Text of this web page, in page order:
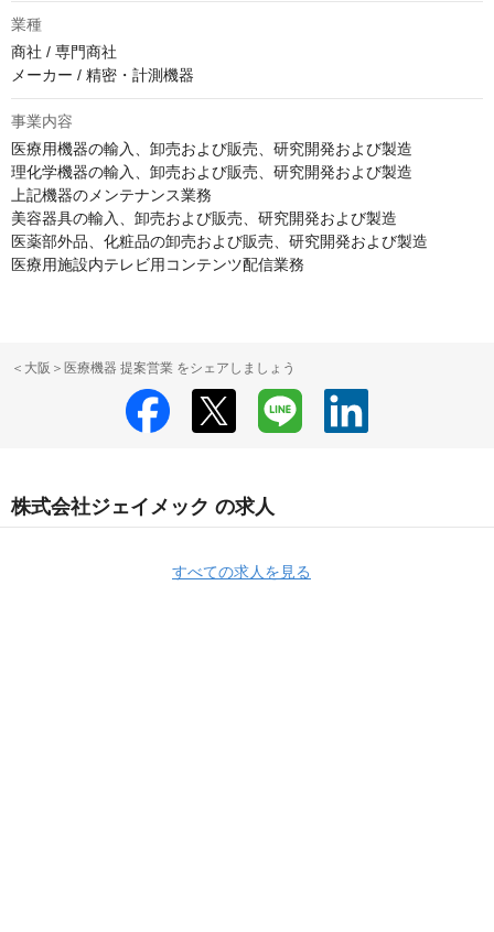
業種
商社 / 専門商社
メーカー / 精密・計測機器
事業内容
医療用機器の輸入、卸売および販売、研究開発および製造
理化学機器の輸入、卸売および販売、研究開発および製造
上記機器のメンテナンス業務
美容器具の輸入、卸売および販売、研究開発および製造
医薬部外品、化粧品の卸売および販売、研究開発および製造
医療用施設内テレビ用コンテンツ配信業務
＜大阪＞医療機器 提案営業 をシェアしましょう
株式会社ジェイメック の求人
すべての求人を見る